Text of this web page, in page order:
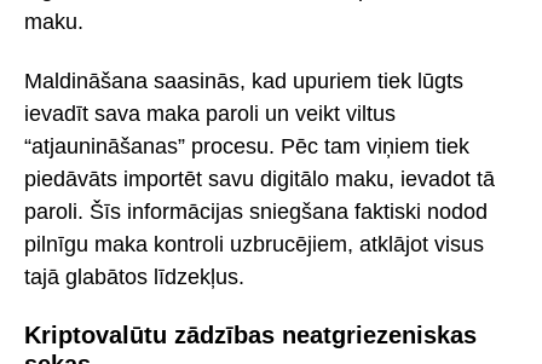
maku.
Maldināšana saasinās, kad upuriem tiek lūgts
ievadīt sava maka paroli un veikt viltus
“atjaunināšanas” procesu. Pēc tam viņiem tiek
piedāvāts importēt savu digitālo maku, ievadot tā
paroli. Šīs informācijas sniegšana faktiski nodod
pilnīgu maka kontroli uzbrucējiem, atklājot visus
tajā glabātos līdzekļus.
Kriptovalūtu zādzības neatgriezeniskas